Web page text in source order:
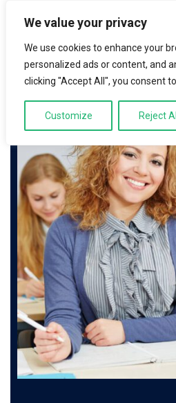
We value your privacy
We use cookies to enhance your
personalized ads or content, and
clicking "Accept All", you consent
Customize Reject All